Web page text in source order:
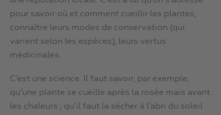
pour savoir où et comment cueillir les plantes,
connaître leurs modes de conservation (qui
varient selon les espèces), leurs vertus
médicinales.
C’est une science. Il faut savoir, par exemple,
qu’une plante se cueille après la rosée mais avant
les chaleurs ; qu’il faut la sécher à l’abri du soleil